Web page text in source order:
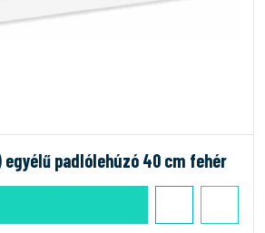
egyélű padlólehúzó 40 cm fehér